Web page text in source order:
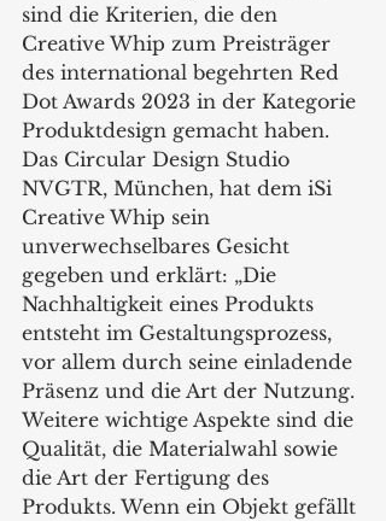
sind die Kriterien, die den
Creative Whip zum Preisträger
des international begehrten Red
Dot Awards 2023 in der Kategorie
Produktdesign gemacht haben.
Das Circular Design Studio
NVGTR, München, hat dem iSi
Creative Whip sein
unverwechselbares Gesicht
gegeben und erklärt: „Die
Nachhaltigkeit eines Produkts
entsteht im Gestaltungsprozess,
vor allem durch seine einladende
Präsenz und die Art der Nutzung.
Weitere wichtige Aspekte sind die
Qualität, die Materialwahl sowie
die Art der Fertigung des
Produkts. Wenn ein Objekt gefällt